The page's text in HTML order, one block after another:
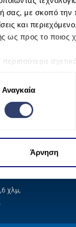
σας, με σκοπό την
και
ως προς το ποιος
από τη Δήλωση
cookie για
σας χρήση των
Αναγκαία
Άρνηση
χλμ,